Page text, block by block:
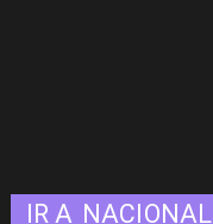
IR A NACIONAL